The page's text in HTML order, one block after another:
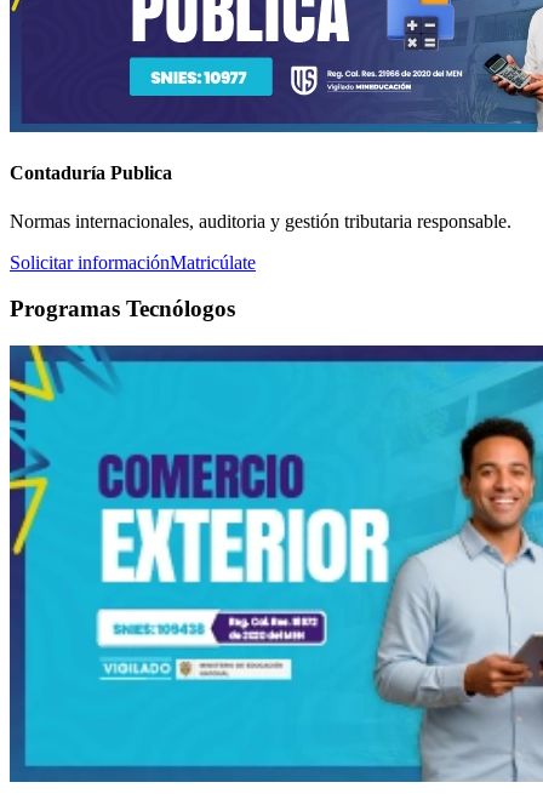
Contaduría Publica
Normas internacionales, auditoria y gestión tributaria responsable.
Solicitar informaciónMatricúlate
Programas Tecnólogos